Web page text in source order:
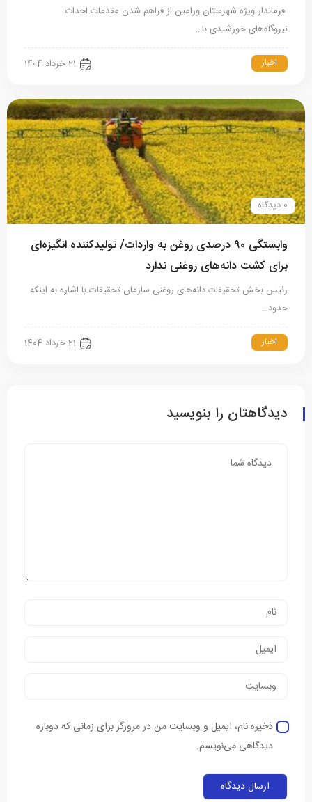
فرماندار ویژه شهرستان ورامین از فراهم شدن مقدمات احداث
نیروگاه‌های خورشیدی با…
اخبار 21 خرداد 1404
0 دیدگاه
وابستگی ۹۰ درصدی روغن به واردات/ تولیدکننده انگیزه‌ای
برای کشت دانه‌های روغنی ندارد
رئیس بخش تحقیقات دانه‌های روغنی سازمان تحقیقات با اشاره به اینکه
حدود…
اخبار 21 خرداد 1404
دیدگاهتان را بنویسید
ذخیره نام، ایمیل و وبسایت من در مرورگر برای زمانی که دوباره
دیدگاهی می‌نویسم.